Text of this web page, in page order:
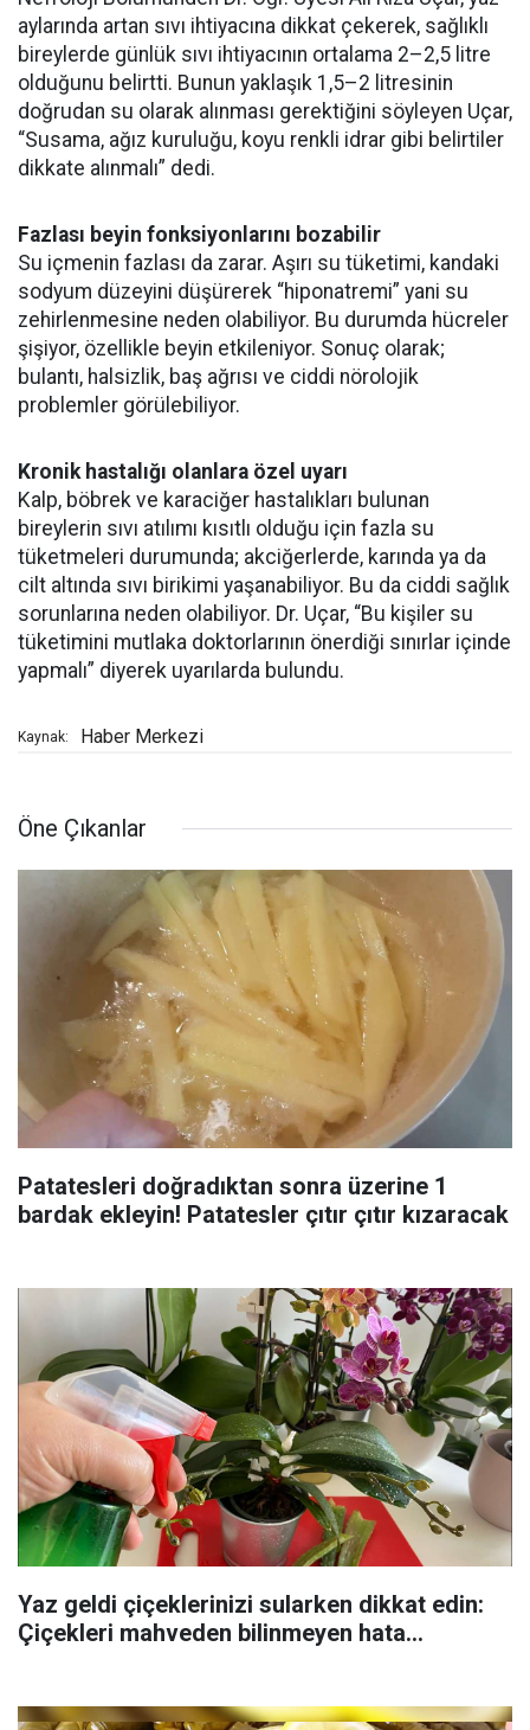
aylarında artan sıvı ihtiyacına dikkat çekerek, sağlıklı
bireylerde günlük sıvı ihtiyacının ortalama 2–2,5 litre
olduğunu belirtti. Bunun yaklaşık 1,5–2 litresinin
doğrudan su olarak alınması gerektiğini söyleyen Uçar,
“Susama, ağız kuruluğu, koyu renkli idrar gibi belirtiler
dikkate alınmalı” dedi.
Fazlası beyin fonksiyonlarını bozabilir
Su içmenin fazlası da zarar. Aşırı su tüketimi, kandaki
sodyum düzeyini düşürerek “hiponatremi” yani su
zehirlenmesine neden olabiliyor. Bu durumda hücreler
şişiyor, özellikle beyin etkileniyor. Sonuç olarak;
bulantı, halsizlik, baş ağrısı ve ciddi nörolojik
problemler görülebiliyor.
Kronik hastalığı olanlara özel uyarı
Kalp, böbrek ve karaciğer hastalıkları bulunan
bireylerin sıvı atılımı kısıtlı olduğu için fazla su
tüketmeleri durumunda; akciğerlerde, karında ya da
cilt altında sıvı birikimi yaşanabiliyor. Bu da ciddi sağlık
sorunlarına neden olabiliyor. Dr. Uçar, “Bu kişiler su
tüketimini mutlaka doktorlarının önerdiği sınırlar içinde
yapmalı” diyerek uyarılarda bulundu.
Kaynak: Haber Merkezi
Öne Çıkanlar
Patatesleri doğradıktan sonra üzerine 1
bardak ekleyin! Patatesler çıtır çıtır kızaracak
Yaz geldi çiçeklerinizi sularken dikkat edin:
Çiçekleri mahveden bilinmeyen hata...